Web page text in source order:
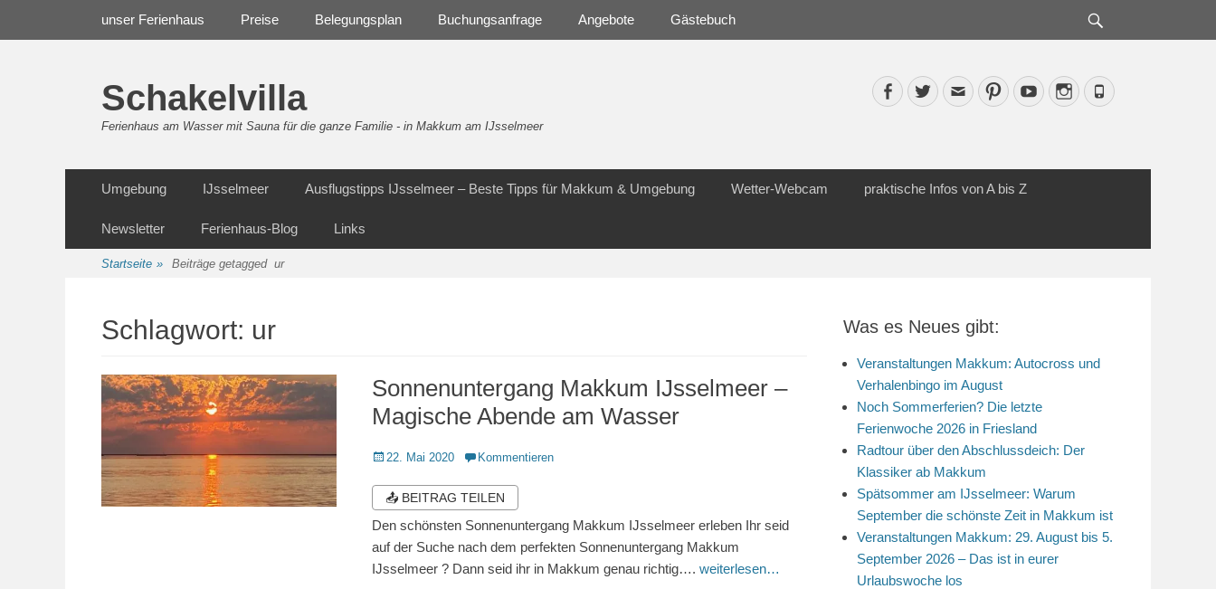
unser Ferienhaus Preise Belegungsplan Buchungsanfrage Angebote Gästebuch
Schakelvilla
Ferienhaus am Wasser mit Sauna für die ganze Familie - in Makkum am IJsselmeer
Facebook
TwitterEmailPinterestYouTubeInstagram
Phone
Inhalt
Umgebung IJsselmeer Ausflugstipps IJsselmeer – Beste Tipps für Makkum & Umgebung Wetter-Webcam praktische Infos von A bis Z
Newsletter Ferienhaus-Blog Links
Startseite » Beiträge getagged ur
Schlagwort: ur
Sonnenuntergang Makkum IJsselmeer –
Magische Abende am Wasser
Veröffentlicht
22. Mai 2020 Kommentieren
📤 BEITRAG TEILEN
Den schönsten Sonnenuntergang Makkum IJsselmeer erleben Ihr seid
auf der Suche nach dem perfekten Sonnenuntergang Makkum
IJsselmeer ? Dann seid ihr in Makkum genau richtig…. weiterlesen…
Was es Neues gibt:
Veranstaltungen Makkum: Autocross und
Verhalenbingo im August
Noch Sommerferien? Die letzte
Ferienwoche 2026 in Friesland
Radtour über den Abschlussdeich: Der
Klassiker ab Makkum
Spätsommer am IJsselmeer: Warum
September die schönste Zeit in Makkum ist
Veranstaltungen Makkum: 29. August bis 5.
September 2026 – Das ist in eurer
Urlaubswoche los